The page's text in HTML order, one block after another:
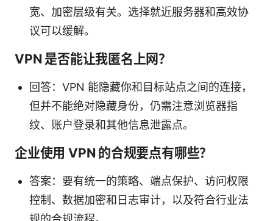
宽、加密层级有关。选择就近服务器和高效协
议可以缓解。
VPN 是否能让我匿名上网？
回答：VPN 能隐藏你和目标站点之间的连接，
但并不能绝对隐藏身份，仍需注意浏览器指
纹、账户登录和其他信息泄露点。
企业使用 VPN 的合规要点有哪些？
答案：要有统一的策略、端点保护、访问权限
控制、数据加密和日志审计，以及符合行业法